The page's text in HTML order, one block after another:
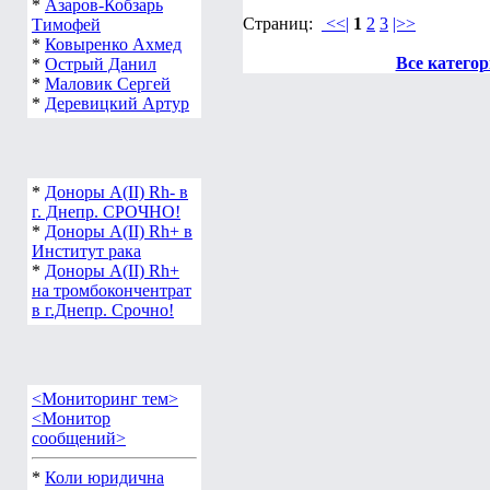
* Азаров-Кобзарь
Тимофей
* Ковыренко Ахмед
* Острый Данил
* Маловик Сергей
* Деревицкий Артур
* Доноры А(ІІ) Rh- в
г. Днепр. СРОЧНО!
* Доноры А(ІІ) Rh+ в
Институт рака
* Доноры А(ІІ) Rh+
на тромбокончентрат
в г.Днепр. Срочно!
<Мониторинг тем>
<Монитор
сообщений>
* Коли юридична
Страниц: <<| 1 2 3 |>>
Все